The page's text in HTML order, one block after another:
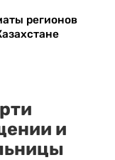
регионов
и